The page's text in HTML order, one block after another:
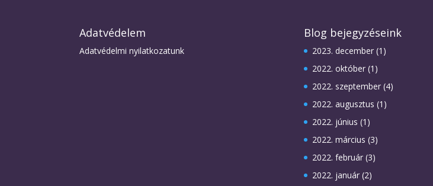
Adatvédelem
Adatvédelmi nyilatkozatunk
Blog bejegyzéseink
2023. december(1)
2022. október(1)
2022. szeptember(4)
2022. augusztus (1)
2022. június (1)
2022. március (3)
2022. február(3)
2022. január(2)